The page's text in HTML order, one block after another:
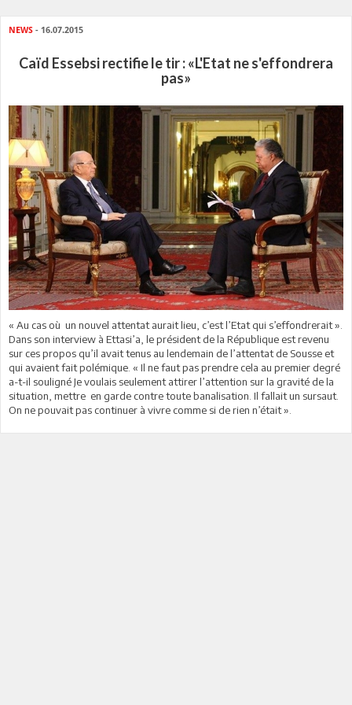
NEWS - 16.07.2015
Caïd Essebsi rectifie le tir : «L'Etat ne s'effondrera
pas»
« Au cas où un nouvel attentat aurait lieu, c’est l’Etat qui s’effondrerait ».
Dans son interview à Ettasi’a, le président de la République est revenu
sur ces propos qu’il avait tenus au lendemain de l’attentat de Sousse et
qui avaient fait polémique. « Il ne faut pas prendre cela au premier degré
a-t-il souligné Je voulais seulement attirer l’attention sur la gravité de la
situation, mettre en garde contre toute banalisation. Il fallait un sursaut.
On ne pouvait pas continuer à vivre comme si de rien n’était ».